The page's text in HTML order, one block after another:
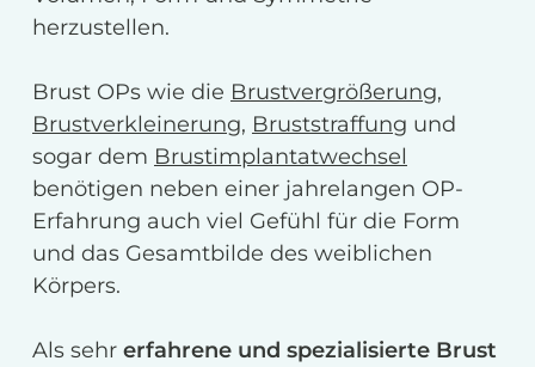
herzustellen.
Brust OPs wie die Brustvergrößerung,
Brustverkleinerung, Bruststraffung und
sogar dem Brustimplantatwechsel
benötigen neben einer jahrelangen OP-
Erfahrung auch viel Gefühl für die Form
und das Gesamtbilde des weiblichen
Körpers.
Als sehr erfahrene und spezialisierte Brust